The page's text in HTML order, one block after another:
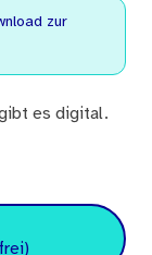
zur
es digital.